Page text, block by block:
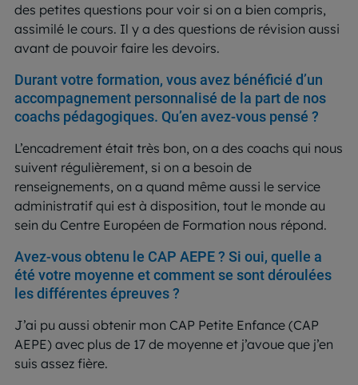
des petites questions pour voir si on a bien compris,
assimilé le cours. Il y a des questions de révision aussi
avant de pouvoir faire les devoirs.
Durant votre formation, vous avez bénéficié d’un
accompagnement personnalisé de la part de nos
coachs pédagogiques. Qu’en avez-vous pensé ?
L’encadrement était très bon, on a des coachs qui nous
suivent régulièrement, si on a besoin de
renseignements, on a quand même aussi le service
administratif qui est à disposition, tout le monde au
sein du Centre Européen de Formation nous répond.
Avez-vous obtenu le CAP AEPE ? Si oui, quelle a
été votre moyenne et comment se sont déroulées
les différentes épreuves ?
J’ai pu aussi obtenir mon CAP Petite Enfance (CAP
AEPE) avec plus de 17 de moyenne et j’avoue que j’en
suis assez fière.